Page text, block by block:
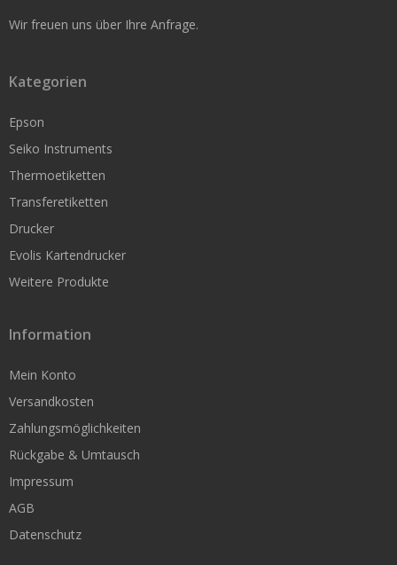
Epson TM-L60 / L90
Rollen nach Kern-Durchmesser
Thermoetiketten 25 mm Kern
Thermoetiketten 76 mm Kern
Papieretiketten 76mm Kern
Folienetiketten
Folienetiketten 76mm Kern
Wir freuen uns über Ihre Anfrage.
Kategorien
Epson
Seiko Instruments
Thermoetiketten
Transferetiketten
Drucker
Evolis Kartendrucker
Weitere Produkte
Information
Mein Konto
Versandkosten
Zahlungsmöglichkeiten
Rückgabe & Umtausch
Impressum
AGB
Datenschutz